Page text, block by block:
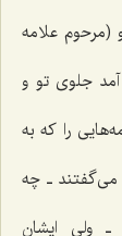
(مرحوم علامه
جلوى تو و
را که به
مى‌گفتند ـ چه
ولى ایشان